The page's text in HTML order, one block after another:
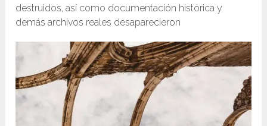
destruidos, así como documentación histórica y
demás archivos reales desaparecieron